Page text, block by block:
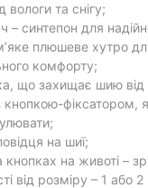
вологи та снігу;
– синтепон для
плюшеве хутро
комфорту;
що захищає шию від
кнопкою-фіксатором,
на шиї;
кнопках на животі –
від розміру – 1 або